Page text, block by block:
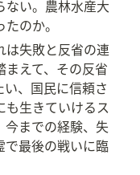
ない。農林水産大
のか。
は失敗と反省の連
えて、その反省
、国民に信頼さ
も生きていけるス
今までの経験、失
で最後の戦いに臨